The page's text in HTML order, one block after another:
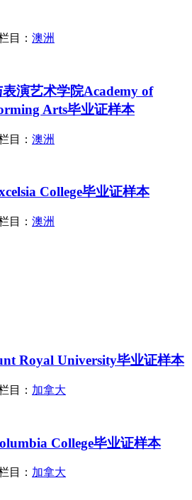
目： 澳洲
演艺术学院Academy of
Arts毕业证样本
目： 澳洲
College毕业证样本
目： 澳洲
Royal University毕业证样本
目： 加拿大
College毕业证样本
目： 加拿大